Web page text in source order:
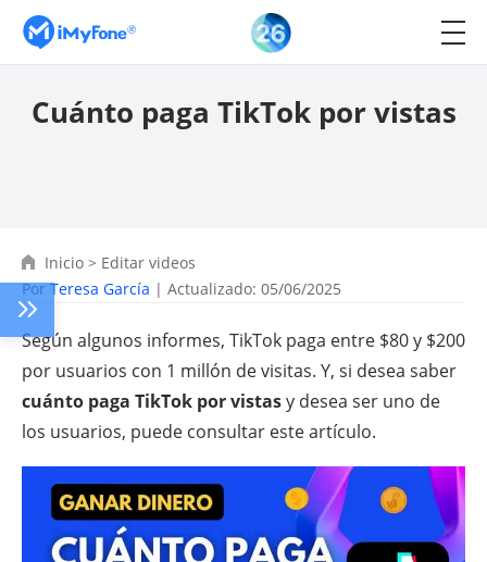
Cuánto paga TikTok por vistas
Inicio > Editar videos
PorTeresa García | Actualizado: 05/06/2025
Según algunos informes, TikTok paga entre $80 y $200
por usuarios con 1 millón de visitas. Y, si desea saber
cuánto paga TikTok por vistasy desea ser uno de
los usuarios, puede consultar este artículo.